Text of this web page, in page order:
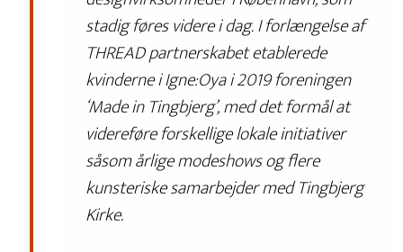
stadig føres videre i dag. I forlængelse af
THREAD partnerskabet etablerede
kvinderne i Igne:Oya i 2019 foreningen
‘Made in Tingbjerg’, med det formål at
videreføre forskellige lokale initiativer
såsom årlige modeshows og flere
kunsteriske samarbejder med Tingbjerg
Kirke.